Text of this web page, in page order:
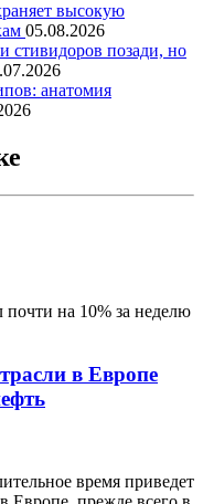
высокую
05.08.2026
стивидоров позади, но
анатомия
почти на 10% за неделю
в Европе
время приведет